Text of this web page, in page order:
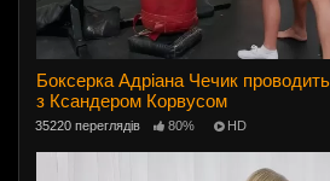
Боксерка Адріана Чечик
з Ксандером Корвусом
35220 переглядів 80% HD